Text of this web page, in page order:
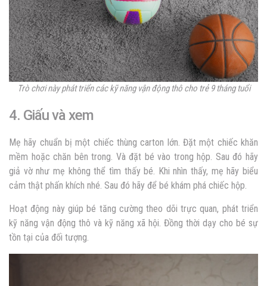
Trò chơi này phát triển các kỹ năng vận động thô cho trẻ 9 tháng tuổi
4. Giấu và xem
Mẹ hãy chuẩn bị một chiếc thùng carton lớn. Đặt một chiếc khăn
mềm hoặc chăn bên trong. Và đặt bé vào trong hộp. Sau đó hãy
giả vờ như mẹ không thể tìm thấy bé. Khi nhìn thấy, mẹ hãy biểu
cảm thật phấn khích nhé. Sau đó hãy để bé khám phá chiếc hộp.
Hoạt động này giúp bé tăng cường theo dõi trực quan, phát triển
kỹ năng vận động thô và kỹ năng xã hội. Đồng thời dạy cho bé sự
tồn tại của đối tượng.